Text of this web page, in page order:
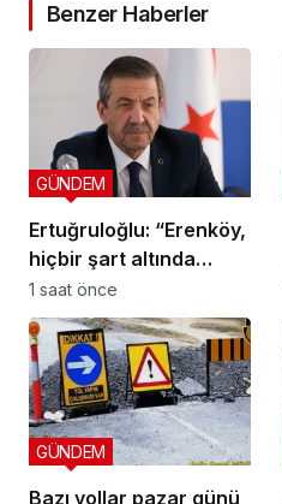
Benzer Haberler
Ertuğruloğlu: “Erenköy,
hiçbir şart altında
esareti kabul
etmeyeceğimizin en
açık kanıtıdır”
GÜNDEM
1 saat önce
Bazı yollar pazar günü
GÜNDEM